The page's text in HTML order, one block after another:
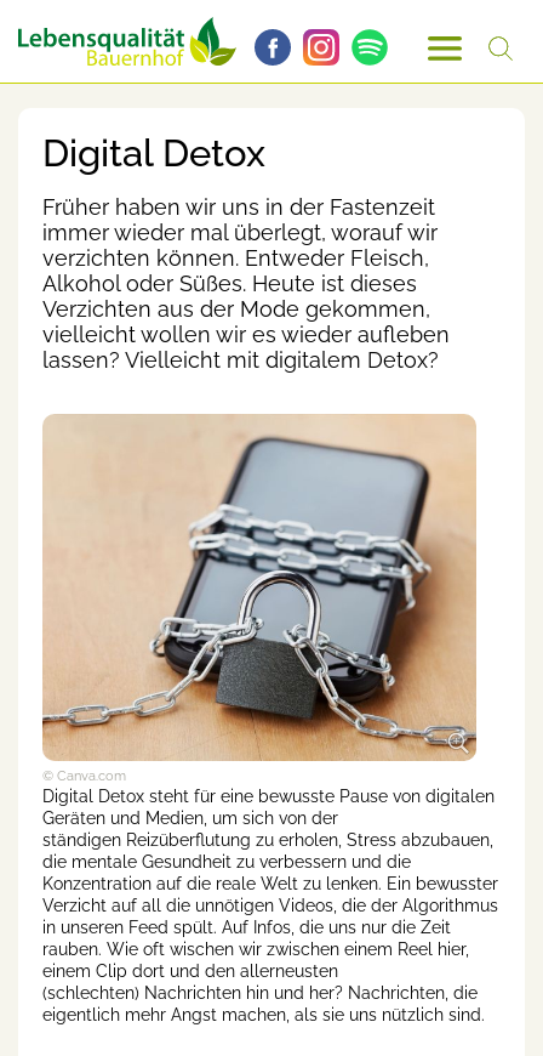
Digital Detox
Früher haben wir uns in der Fastenzeit
immer wieder mal überlegt, worauf wir
verzichten können. Entweder Fleisch,
Alkohol oder Süßes. Heute ist dieses
Verzichten aus der Mode gekommen,
vielleicht wollen wir es wieder aufleben
lassen? Vielleicht mit digitalem Detox?
© Canva.com
Digital Detox steht für eine bewusste Pause von digitalen
Geräten und Medien, um sich von der
ständigen Reizüberflutung zu erholen, Stress abzubauen,
die mentale Gesundheit zu verbessern und die
Konzentration auf die reale Welt zu lenken. Ein bewusster
Verzicht auf all die unnötigen Videos, die der Algorithmus
in unseren Feed spült. Auf Infos, die uns nur die Zeit
rauben. Wie oft wischen wir zwischen einem Reel hier,
einem Clip dort und den allerneusten
(schlechten) Nachrichten hin und her? Nachrichten, die
eigentlich mehr Angst machen, als sie uns nützlich sind.